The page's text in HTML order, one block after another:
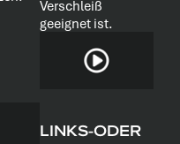
Verschleiß
geeignet ist.
LINKS-ODER